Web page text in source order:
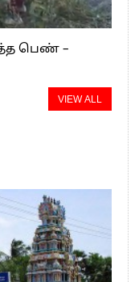
பெண் –
VIEW ALL